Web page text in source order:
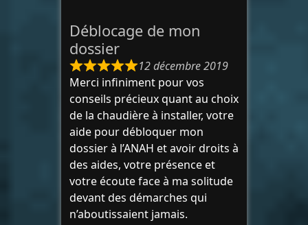
Déblocage de mon
dossier
12 décembre 2019
Merci infiniment pour vos
conseils précieux quant au choix
de la chaudière à installer, votre
aide pour débloquer mon
dossier à l’ANAH et avoir droits à
des aides, votre présence et
votre écoute face à ma solitude
devant des démarches qui
n’aboutissaient jamais.